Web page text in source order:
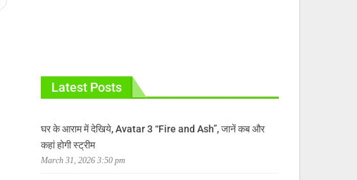
Latest Posts
घर के आराम में देखिये, Avatar 3 “Fire and Ash”, जानें कब और
कहां होगी स्ट्रीम
March 31, 2026 3:50 pm